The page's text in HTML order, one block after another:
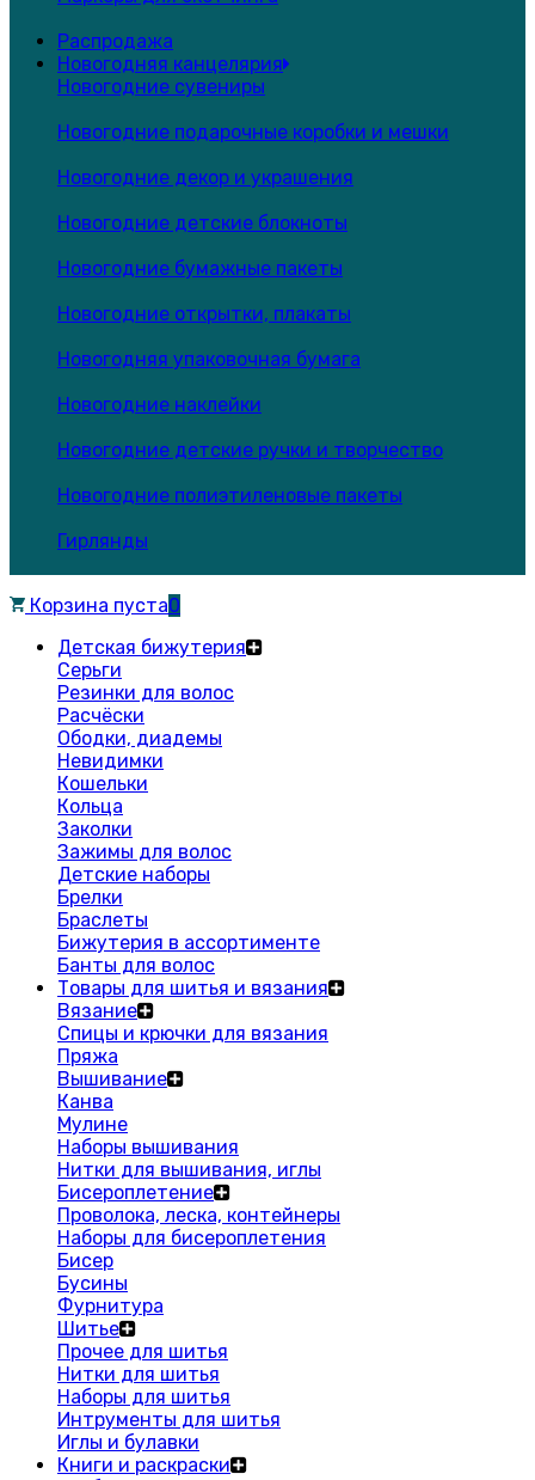
Распродажа
Новогодняя канцелярия
Новогодние сувениры
Новогодние подарочные коробки и мешки
Новогодние декор и украшения
Новогодние детские блокноты
Новогодние бумажные пакеты
Новогодние открытки, плакаты
Новогодняя упаковочная бумага
Новогодние наклейки
Новогодние детские ручки и творчество
Новогодние полиэтиленовые пакеты
Гирлянды
Корзина пуста0
Детская бижутерия
Серьги
Резинки для волос
Расчёски
Ободки, диадемы
Невидимки
Кошельки
Кольца
Заколки
Зажимы для волос
Детские наборы
Брелки
Браслеты
Бижутерия в ассортименте
Банты для волос
Товары для шитья и вязания
Вязание
Спицы и крючки для вязания
Пряжа
Вышивание
Канва
Мулине
Наборы вышивания
Нитки для вышивания, иглы
Бисероплетение
Проволока, леска, контейнеры
Наборы для бисероплетения
Бисер
Бусины
Фурнитура
Шитье
Прочее для шитья
Нитки для шитья
Наборы для шитья
Интрументы для шитья
Иглы и булавки
Книги и раскраски